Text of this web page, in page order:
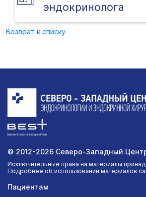
эндокринолога
Возврат к списку
© 2012-2026 Северо-Западный
Исключительные права на материалы
Подробнее об использовании материалов
Пациентам